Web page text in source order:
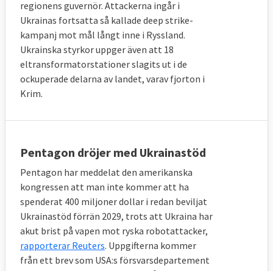
regionens guvernör. Attackerna ingår i
Ukrainas fortsatta så kallade deep strike-
kampanj mot mål långt inne i Ryssland.
Ukrainska styrkor uppger även att 18
eltransformatorstationer slagits ut i de
ockuperade delarna av landet, varav fjorton i
Krim.
Pentagon dröjer med Ukrainastöd
Pentagon har meddelat den amerikanska
kongressen att man inte kommer att ha
spenderat 400 miljoner dollar i redan beviljat
Ukrainastöd förrän 2029, trots att Ukraina har
akut brist på vapen mot ryska robotattacker,
rapporterar Reuters. Uppgifterna kommer
från ett brev som USA:s försvarsdepartement